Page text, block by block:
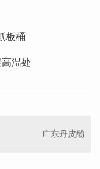
板桶
温处
广东丹皮酚